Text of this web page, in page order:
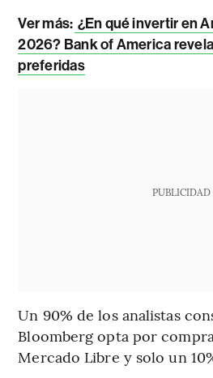
Ver más: ¿En qué invertir en
2026? Bank of America
preferidas
PUBLICIDAD
Un 90% de los analistas
Bloomberg opta por
Mercado Libre y solo un